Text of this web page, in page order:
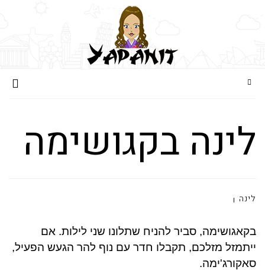
לינה בקגושימה
לינה
בקאגושימה, סביר להניח שתלונו שני לילות. אם
ייתמזל מזלכם, תקבלו חדר עם נוף להר הגעש הפעיל,
סאקורג'ימה.